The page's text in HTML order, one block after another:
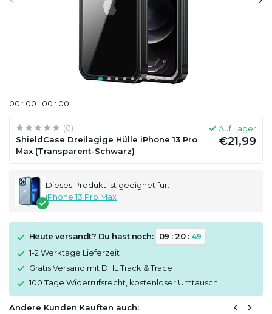
00 : 00 : 00 : 00
(0)
ShieldCase Dreilagige Hülle iPhone 13 Pro
Max (Transparent-Schwarz)
Auf Lager
€21,99
Dieses Produkt ist geeignet für:
iPhone 13 Pro Max
Heute versandt? Du hast noch: 09 :20: 49
1-2 Werktage Lieferzeit
Gratis Versand mit DHL Track & Trace
100 Tage Widerrufsrecht, kostenloser Umtausch
Andere Kunden Kauften auch: